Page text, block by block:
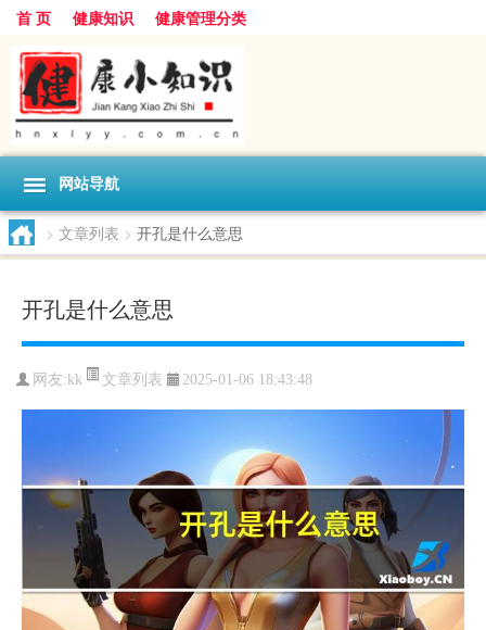
首 页 健康知识 健康管理分类
网站导航
> 文章列表 > 开孔是什么意思
开孔是什么意思
网友: kk 文章列表 2025-01-06 18:43:48